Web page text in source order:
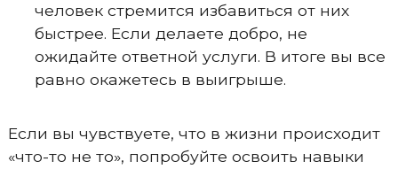
человек стремится избавиться от них
быстрее. Если делаете добро, не
ожидайте ответной услуги. В итоге вы все
равно окажетесь в выигрыше.
Если вы чувствуете, что в жизни происходит
«что-то не то», попробуйте освоить навыки